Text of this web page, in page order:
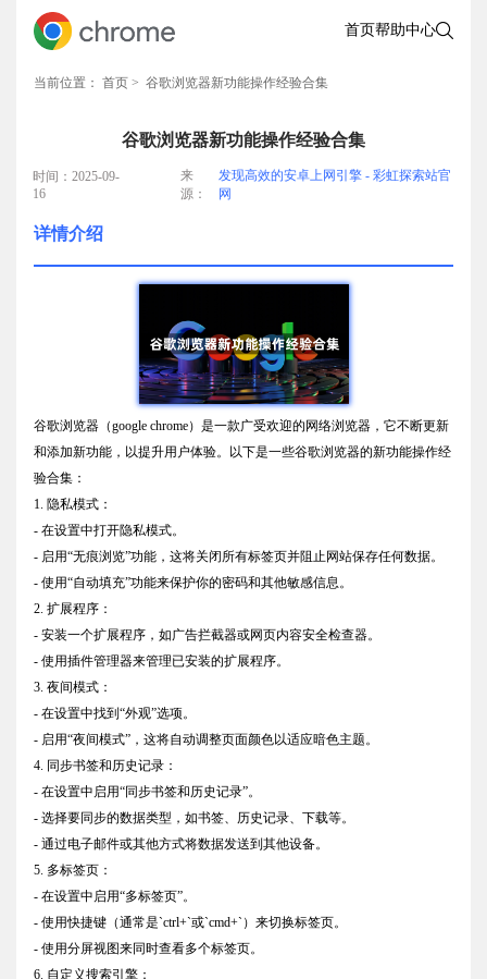
首页帮助中心
当前位置： 首页 > 谷歌浏览器新功能操作经验合集
谷歌浏览器新功能操作经验合集
时间：2025-09-
16
来
源：
发现高效的安卓上网引擎 - 彩虹探索站官
网
详情介绍
谷歌浏览器（google chrome）是一款广受欢迎的网络浏览器，它不断更新
和添加新功能，以提升用户体验。以下是一些谷歌浏览器的新功能操作经
验合集：
1. 隐私模式：
- 在设置中打开隐私模式。
- 启用“无痕浏览”功能，这将关闭所有标签页并阻止网站保存任何数据。
- 使用“自动填充”功能来保护你的密码和其他敏感信息。
2. 扩展程序：
- 安装一个扩展程序，如广告拦截器或网页内容安全检查器。
- 使用插件管理器来管理已安装的扩展程序。
3. 夜间模式：
- 在设置中找到“外观”选项。
- 启用“夜间模式”，这将自动调整页面颜色以适应暗色主题。
4. 同步书签和历史记录：
- 在设置中启用“同步书签和历史记录”。
- 选择要同步的数据类型，如书签、历史记录、下载等。
- 通过电子邮件或其他方式将数据发送到其他设备。
5. 多标签页：
- 在设置中启用“多标签页”。
- 使用快捷键（通常是`ctrl+`或`cmd+`）来切换标签页。
- 使用分屏视图来同时查看多个标签页。
6. 自定义搜索引擎：